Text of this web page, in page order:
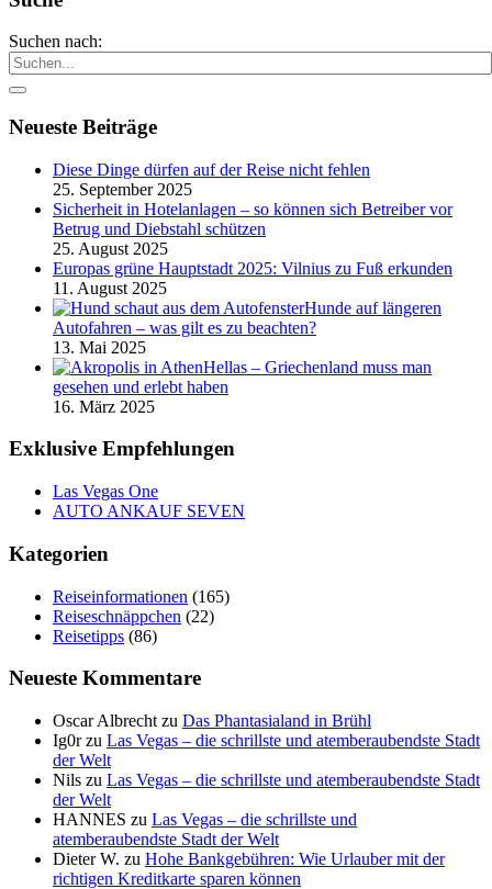
Suchen nach:
Neueste Beiträge
Diese Dinge dürfen auf der Reise nicht fehlen
25. September 2025
Sicherheit in Hotelanlagen – so können sich Betreiber vor
Betrug und Diebstahl schützen
25. August 2025
Europas grüne Hauptstadt 2025: Vilnius zu Fuß erkunden
11. August 2025
Hunde auf längeren
Autofahren – was gilt es zu beachten?
13. Mai 2025
Hellas – Griechenland muss man
gesehen und erlebt haben
16. März 2025
Exklusive Empfehlungen
Las Vegas One
AUTO ANKAUF SEVEN
Kategorien
Reiseinformationen (165)
Reiseschnäppchen (22)
Reisetipps (86)
Neueste Kommentare
Oscar Albrecht zu Das Phantasialand in Brühl
Ig0rzu Las Vegas – die schrillste und atemberaubendste Stadt
der Welt
Nils zu Las Vegas – die schrillste und atemberaubendste Stadt
der Welt
HANNES zu Las Vegas – die schrillste und
atemberaubendste Stadt der Welt
Dieter W. zu Hohe Bankgebühren: Wie Urlauber mit der
richtigen Kreditkarte sparen können